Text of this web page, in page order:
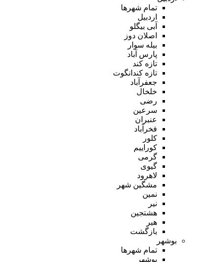
تمام شهر‌ها
اردبیل
آبی بیگلو
اصلان دوز
بیله سوار
پارس آباد
تازه کند
تازه کندانگوت
جعفرآباد
خلخال
رضی
سرعین
عنبران
فخرآباد
کلور
کوراییم
گرمی
گیوی
لاهرود
مشگین شهر
نمین
نیر
هشتجین
هیر
بازگشت
بوشهر
تمام شهر‌ها
بوشهر